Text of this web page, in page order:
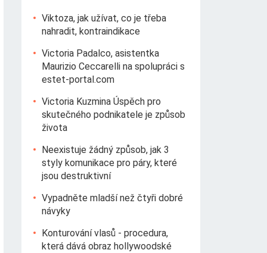
Viktoza, jak užívat, co je třeba
nahradit, kontraindikace
Victoria Padalco, asistentka
Maurizio Ceccarelli na spolupráci s
estet-portal.com
Victoria Kuzmina Úspěch pro
skutečného podnikatele je způsob
života
Neexistuje žádný způsob, jak 3
styly komunikace pro páry, které
jsou destruktivní
Vypadněte mladší než čtyři dobré
návyky
Konturování vlasů - procedura,
která dává obraz hollywoodské